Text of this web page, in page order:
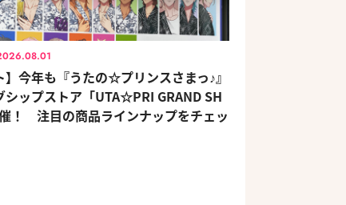
】今年も『うたの☆プリンスさまっ♪』
シップストア「UTA☆PRI GRAND SH
！ 注目の商品ラインナップをチェッ